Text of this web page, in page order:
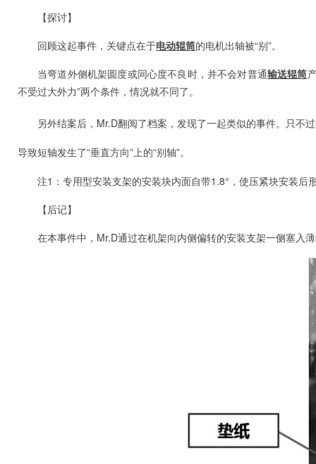
【探讨】
回顾这起事件，关键点在于电动辊筒的电机出轴被“别”。
当弯道外侧机架圆度或同心度不良时，并不会对普通输送辊筒
不受过大外力”两个条件，情况就不同了。
另外结案后，Mr.D翻阅了档案，发现了一起类似的事件。只不
导致短轴发生了“垂直方向”上的“别轴”。
注1：专用型安装支架的安装块内面自带1.8°，使压紧块安装后
【后记】
在本事件中，Mr.D通过在机架向内侧偏转的安装支架一侧塞入